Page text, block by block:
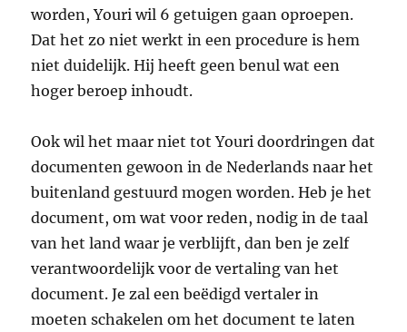
worden, Youri wil 6 getuigen gaan oproepen.
Dat het zo niet werkt in een procedure is hem
niet duidelijk. Hij heeft geen benul wat een
hoger beroep inhoudt.
Ook wil het maar niet tot Youri doordringen dat
documenten gewoon in de Nederlands naar het
buitenland gestuurd mogen worden. Heb je het
document, om wat voor reden, nodig in de taal
van het land waar je verblijft, dan ben je zelf
verantwoordelijk voor de vertaling van het
document. Je zal een beëdigd vertaler in
moeten schakelen om het document te laten